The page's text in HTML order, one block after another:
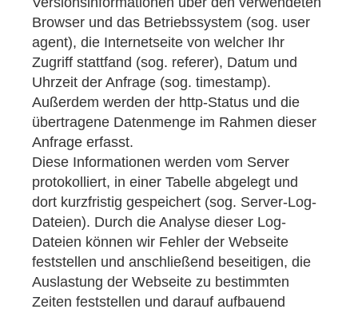
Browser und das Betriebssystem (sog. user
agent), die Internetseite von welcher Ihr
Zugriff stattfand (sog. referer), Datum und
Uhrzeit der Anfrage (sog. timestamp).
Außerdem werden der http-Status und die
übertragene Datenmenge im Rahmen dieser
Anfrage erfasst.
Diese Informationen werden vom Server
protokolliert, in einer Tabelle abgelegt und
dort kurzfristig gespeichert (sog. Server-Log-
Dateien). Durch die Analyse dieser Log-
Dateien können wir Fehler der Webseite
feststellen und anschließend beseitigen, die
Auslastung der Webseite zu bestimmten
Zeiten feststellen und darauf aufbauend